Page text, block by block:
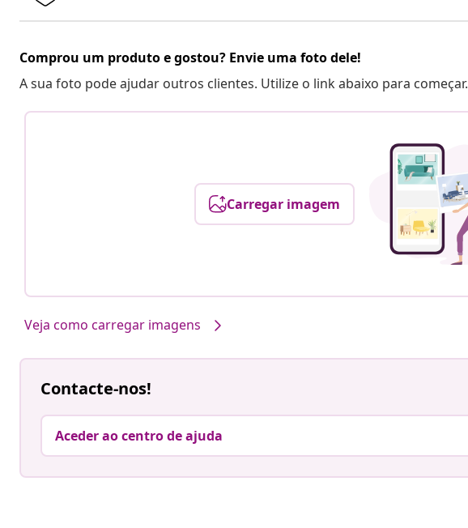
Comprou um produto e gostou? Envie uma foto dele!
A sua foto pode ajudar outros clientes. Utilize o link abaixo para começar.
Carregar imagem
Veja como carregar imagens
Contacte-nos!
Aceder ao centro de ajuda